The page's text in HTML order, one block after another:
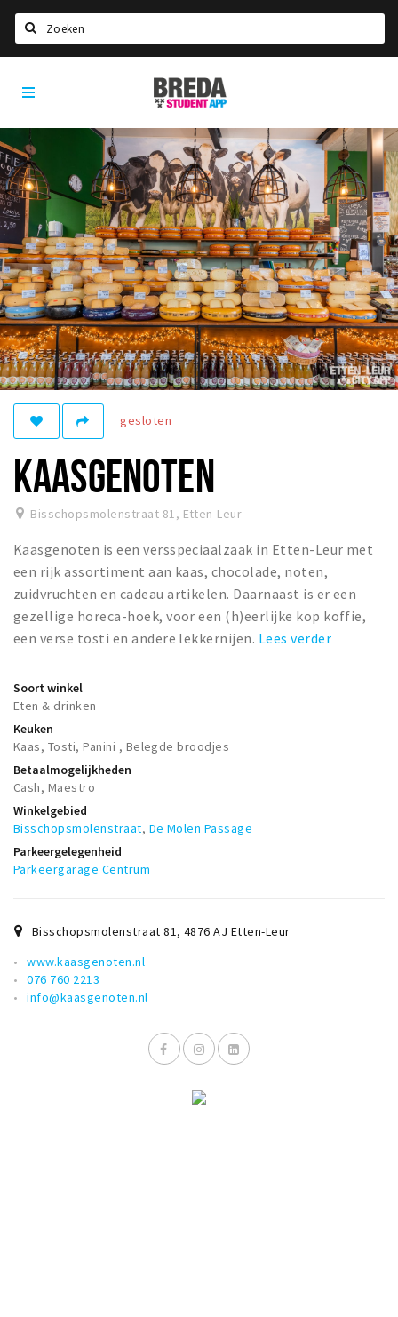
HOME
STUDEREN
Voel je thuis in Breda | GoodMood
Welkom in Breda
Studentenverenigingen
Studentenraad
Studentenroutes
New in town? Check FAQ!
WONEN
Woonruimte
Inschrijven gemeente
Zorgverzekering
Huisarts en eerste hulp
Q&A
KORTING
Breda Student Shop
Draai aan het rad!
Sport
Nieuws
Agenda
Bezienswaardigheden
Musea, theaters & podia
Uitjes & activiteiten
Studentenroutes
Party pics
Drinken
Slapen
Breda
Student
gesloten
KAASGENOTEN
Bisschopsmolenstraat 81, Etten-Leur
Kaasgenoten is een versspeciaalzaak in Etten-Leur met
een rijk assortiment aan kaas, chocolade, noten,
zuidvruchten en cadeau artikelen. Daarnaast is er een
gezellige horeca-hoek, voor een (h)eerlijke kop koffie,
een verse tosti en andere lekkernijen. Lees verder
Soort winkel
Eten & drinken
Keuken
Kaas, Tosti, Panini , Belegde broodjes
Betaalmogelijkheden
Cash, Maestro
Winkelgebied
Bisschopsmolenstraat, De Molen Passage
Parkeergelegenheid
Parkeergarage Centrum
Bisschopsmolenstraat 81, 4876 AJ Etten-Leur
www.kaasgenoten.nl
076 760 2213
info@kaasgenoten.nl